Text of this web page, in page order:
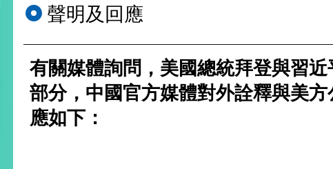
聲明及回應
有關媒體詢問，美國總統拜登與習
部分，中國官方媒體對外詮釋與美
應如下：